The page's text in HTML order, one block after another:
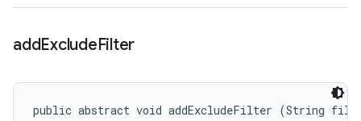
addExcludeFilter
public abstract void addExcludeFilter (String